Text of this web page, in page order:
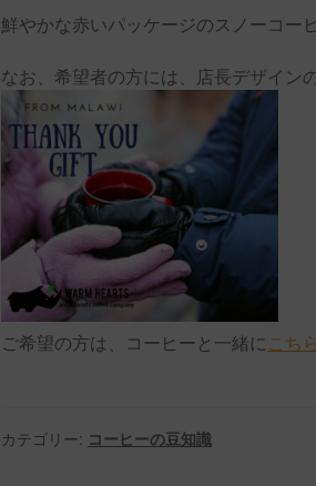
鮮やかな赤いパッケージのスノーコー
なお、希望者の方には、店長デザイン
ご希望の方は、コーヒーと一緒にこち
カテゴリー: コーヒーの豆知識